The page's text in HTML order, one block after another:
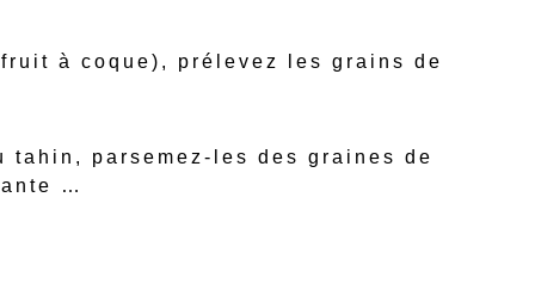
à coque), prélevez les grains de
parsemez-les des graines de
…